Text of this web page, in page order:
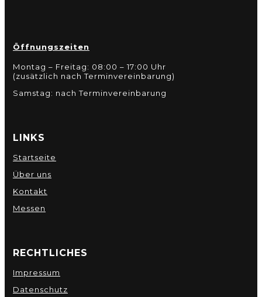
Öffnungszeiten
Montag – Freitag: 08:00 – 17:00 Uhr
(zusätzlich nach Terminvereinbarung)
Samstag: nach Terminvereinbarung
LINKS
Startseite
Über uns
Kontakt
Messen
RECHTLICHES
Impressum
Datenschutz